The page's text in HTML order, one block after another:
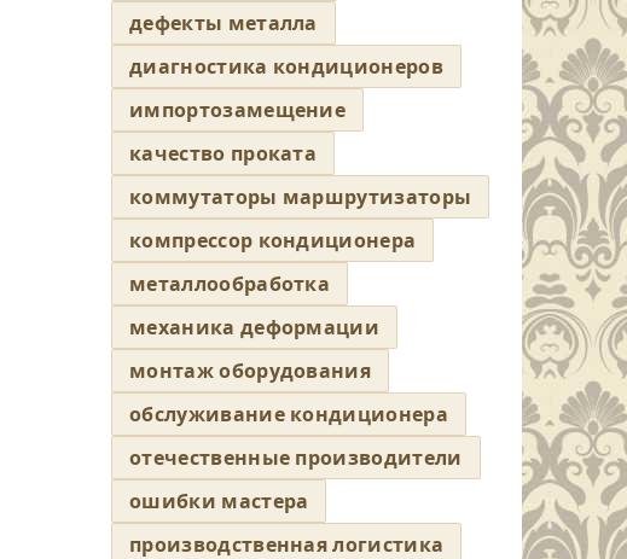
дефекты металла
диагностика кондиционеров
импортозамещение
качество проката
коммутаторы маршрутизаторы
компрессор кондиционера
металлообработка
механика деформации
монтаж оборудования
обслуживание кондиционера
отечественные производители
ошибки мастера
производственная логистика